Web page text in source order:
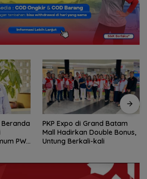
Expo di Grand Batam
Hadirkan Double Bonus,
Berkali-kali
Amsakar
Buka Batam
Football